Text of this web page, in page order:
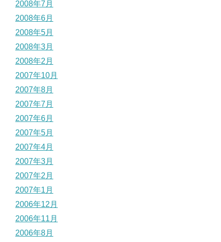
2008年7月
2008年6月
2008年5月
2008年3月
2008年2月
2007年10月
2007年8月
2007年7月
2007年6月
2007年5月
2007年4月
2007年3月
2007年2月
2007年1月
2006年12月
2006年11月
2006年8月